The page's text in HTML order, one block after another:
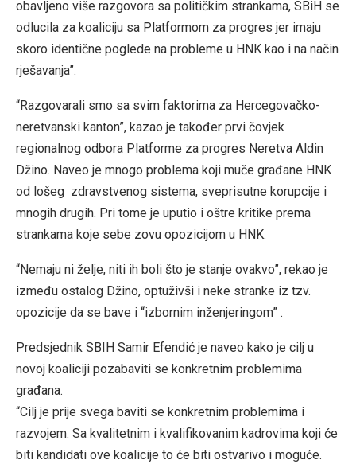
obavljeno više razgovora sa političkim strankama, SBiH se
odlucila za koaliciju sa Platformom za progres jer imaju
skoro identične poglede na probleme u HNK kao i na način
rješavanja”.
“Razgovarali smo sa svim faktorima za Hercegovačko-
neretvanski kanton”, kazao je također prvi čovjek
regionalnog odbora Platforme za progres Neretva Aldin
Džino. Naveo je mnogo problema koji muče građane HNK
od lošeg zdravstvenog sistema, sveprisutne korupcije i
mnogih drugih. Pri tome je uputio i oštre kritike prema
strankama koje sebe zovu opozicijom u HNK.
“Nemaju ni želje, niti ih boli što je stanje ovakvo”, rekao je
između ostalog Džino, optuživši i neke stranke iz tzv.
opozicije da se bave i “izbornim inženjeringom” .
Predsjednik SBIH Samir Efendić je naveo kako je cilj u
novoj koaliciji pozabaviti se konkretnim problemima
građana.
“Cilj je prije svega baviti se konkretnim problemima i
razvojem. Sa kvalitetnim i kvalifikovanim kadrovima koji će
biti kandidati ove koalicije to će biti ostvarivo i moguće.